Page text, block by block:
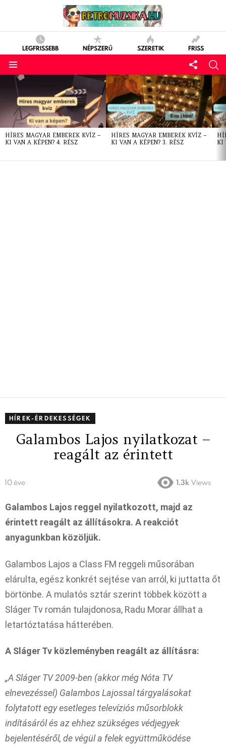
LEGFRISSEBB NÉPSZERŰ SZERETIK FRISS
LATEST
STORIES
HÍRES MAGYAR EMBEREK KVÍZ –
KI VAN A KÉPEN? 4. RÉSZ
HÍRES MAGYAR EMBEREK KVÍZ –
KI VAN A KÉPEN? 3. RÉSZ
KI
HÍREK-ÉRDEKESSÉGEK
Galambos Lajos nyilatkozat –
reagált az érintett
10 éve 1.3k Views
Galambos Lajos reggel nyilatkozott, majd az
érintett reagált az állításokra. A reakciót
anyagunkban közöljük.
Galambos Lajos a Class FM reggeli műsorában
elárulta, egész konkrét sejtése van arról, ki juttatta őt
börtönbe. A mulatós sztár szerint többek között a
Sláger Tv román tulajdonosa, Radu Morar állhat a
letartóztatása hátterében.
A Sláger Tv közleményben reagált az állításra:
„A Sláger TV 2009-ben (akkor még Nóta TV
elnevezéssel) Galambos Lajossal tárgyalásokat
folytatott egy esetleges televíziós műsorblokk
indításáról és az ehhez szükséges védjegyek
bejelentéséről, de végül a felek együttműködése